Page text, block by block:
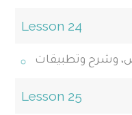
Lesson 24
وشرح وتطبيقات
Lesson 25